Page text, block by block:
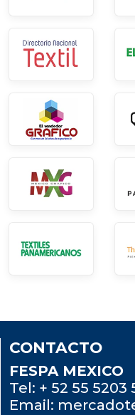
CONTACTO
FESPA MEXICO
Tel: + 52 55 5203
Email: